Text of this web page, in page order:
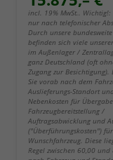
incl. 19% MwSt..
nur nach telefonischer
Durch unsere
befinden sich viele
im Außenlager /
ganz Deutschland (oft
Zugang zur Besichtigung).
Sie vorab nach dem
Auslieferungs-Standort
Nebenkosten für
Fahrzeugbereitstellung /
Auftragsabwicklung und
("Überführungskosten")
Wunschfahrzeug. Diese
Regel zwischen 60,00